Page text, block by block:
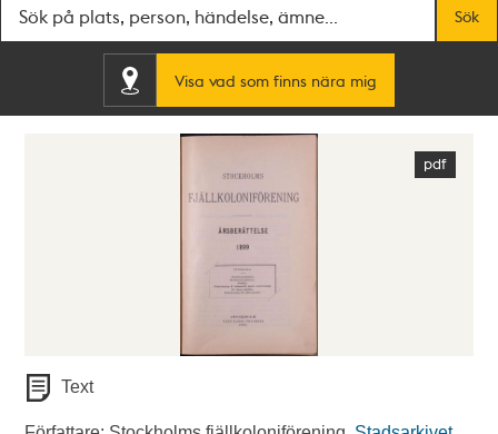
Sök
Visa vad som finns nära mig
Text